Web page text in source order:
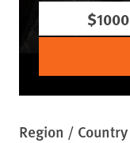
$1000
Region / Country